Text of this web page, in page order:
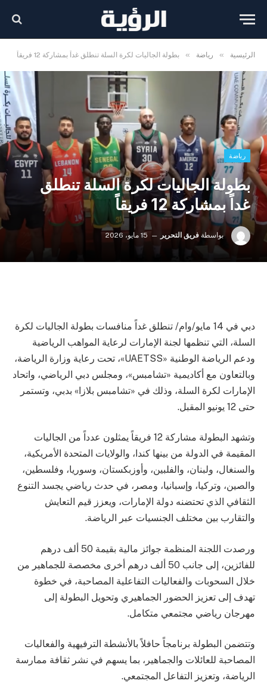
الرئيسية » رياضة » بطولة الجاليات لكرة السلة تنطلق غداً بمشاركة 12 فريقاً
رياضة
بطولة الجاليات لكرة السلة تنطلق
غداً بمشاركة 12 فريقاً
بواسطة فريق التحرير 15 مايو، 2026
دبي في 14 مايو/وام/ تنطلق غداً منافسات بطولة الجاليات لكرة
السلة، التي تنظمها لجنة الإمارات لرعاية المواهب الرياضية
ودعم الرياضة الوطنية «UAETSS»، تحت رعاية وزارة الرياضة،
وبالتعاون مع أكاديمية «تشامبس»، ومجلس دبي الرياضي، واتحاد
الإمارات لكرة السلة، وذلك في «تشامبس بلازا» بدبي، وتستمر
حتى 12 يونيو المقبل.
وتشهد البطولة مشاركة 12 فريقاً يمثلون عدداً من الجاليات
المقيمة في الدولة من بينها كندا، والولايات المتحدة الأمريكية،
والسنغال، ولبنان، والفلبين، وأوزبكستان، وسوريا، وفلسطين،
والصين، وتركيا، وإسبانيا، ومصر، في حدث رياضي يجسد التنوع
الثقافي الذي تحتضنه دولة الإمارات، ويعزز قيم التعايش
والتقارب بين مختلف الجنسيات عبر الرياضة.
ورصدت اللجنة المنظمة جوائز مالية بقيمة 50 ألف درهم
للفائزين، إلى جانب 50 ألف درهم أخرى مخصصة للجماهير من
خلال السحوبات والفعاليات التفاعلية المصاحبة، في خطوة
تهدف إلى تعزيز الحضور الجماهيري وتحويل البطولة إلى
مهرجان رياضي مجتمعي متكامل.
وتتضمن البطولة برنامجاً حافلاً بالأنشطة الترفيهية والفعاليات
المصاحبة للعائلات والجماهير، بما يسهم في نشر ثقافة ممارسة
الرياضة، وتعزيز التفاعل المجتمعي.